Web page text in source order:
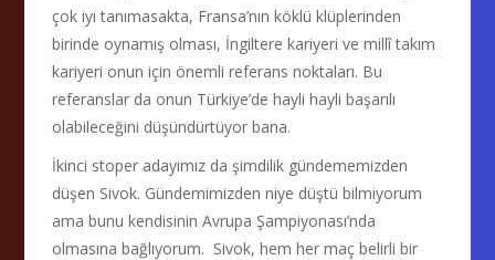
çok iyi tanımasakta, Fransa’nın köklü klüplerinden
birinde oynamış olması, İngiltere kariyeri ve millî takım
kariyeri onun için önemli referans noktaları. Bu
referanslar da onun Türkiye’de hayli hayli başarılı
olabileceğini düşündürtüyor bana.
İkinci stoper adayımız da şimdilik gündememizden
düşen Sivok. Gündemimizden niye düştü bilmiyorum
ama bunu kendisinin Avrupa Şampiyonası’nda
olmasına bağlıyorum. Sivok, hem her maç belirli bir